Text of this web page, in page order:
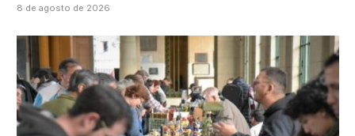
8 de agosto de 2026